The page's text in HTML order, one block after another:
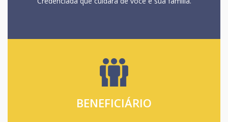
BENEFICIÁRIO